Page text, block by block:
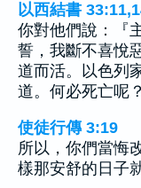
以西結書
你對他們說：『
誓，我斷不喜悅
道而活。以色列
道。何必死亡呢
使徒行傳 3:19
所以，你們當悔
樣那安舒的日子